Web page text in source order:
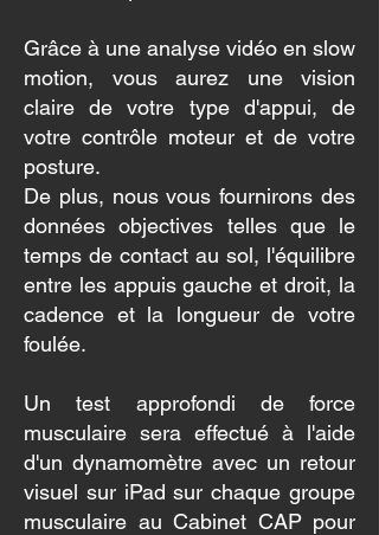
Grâce à une analyse vidéo en slow
motion, vous aurez une vision
claire de votre type d'appui, de
votre contrôle moteur et de votre
posture.
De plus, nous vous fournirons des
données objectives telles que le
temps de contact au sol, l'équilibre
entre les appuis gauche et droit, la
cadence et la longueur de votre
foulée.
Un test approfondi de force
musculaire sera effectué à l'aide
d'un dynamomètre avec un retour
visuel sur iPad sur chaque groupe
musculaire au Cabinet CAP pour